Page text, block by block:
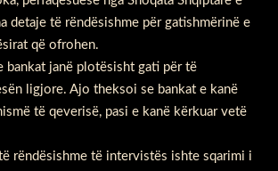
detaje të rëndësishme për gatishmërinë e
që ofrohen.
bankat janë plotësisht gati për të
ligjore. Ajo theksoi se bankat e kanë
të qeverisë, pasi e kanë kërkuar vetë
rëndësishme të intervistës ishte sqarimi i